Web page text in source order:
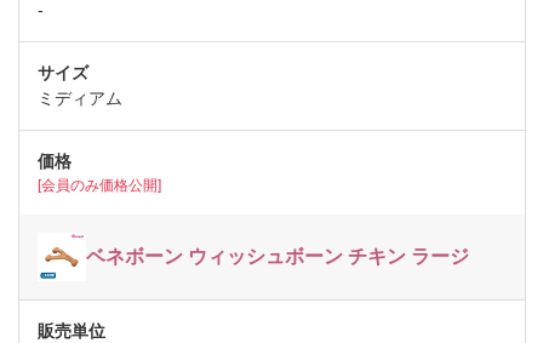
-
ミディアム
[会員のみ価格公開]
ベネボーン ウィッシュボーン チキン ラージ